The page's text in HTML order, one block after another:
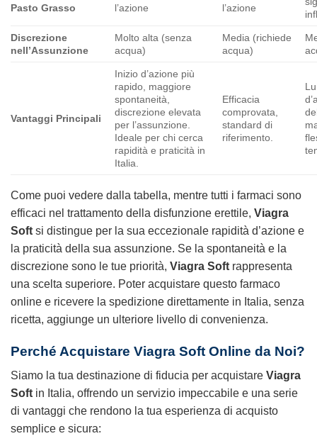
Pasto Grasso
l’azione
l’azione
Discrezione
nell’Assunzione
Molto alta (senza
acqua)
Media (richiede
acqua)
Vantaggi Principali
Inizio d’azione più
rapido, maggiore
spontaneità,
discrezione elevata
per l’assunzione.
Ideale per chi cerca
rapidità e praticità in
Italia.
Efficacia
comprovata,
standard di
riferimento.
Come puoi vedere dalla tabella, mentre tutti i farmaci sono
efficaci nel trattamento della disfunzione erettile, Viagra
Soft si distingue per la sua eccezionale rapidità d’azione e
la praticità della sua assunzione. Se la spontaneità e la
discrezione sono le tue priorità, Viagra Soft rappresenta
una scelta superiore. Poter acquistare questo farmaco
online e ricevere la spedizione direttamente in Italia, senza
ricetta, aggiunge un ulteriore livello di convenienza.
Perché Acquistare Viagra Soft Online da Noi?
Siamo la tua destinazione di fiducia per acquistare Viagra
Soft in Italia, offrendo un servizio impeccabile e una serie
di vantaggi che rendono la tua esperienza di acquisto
semplice e sicura: